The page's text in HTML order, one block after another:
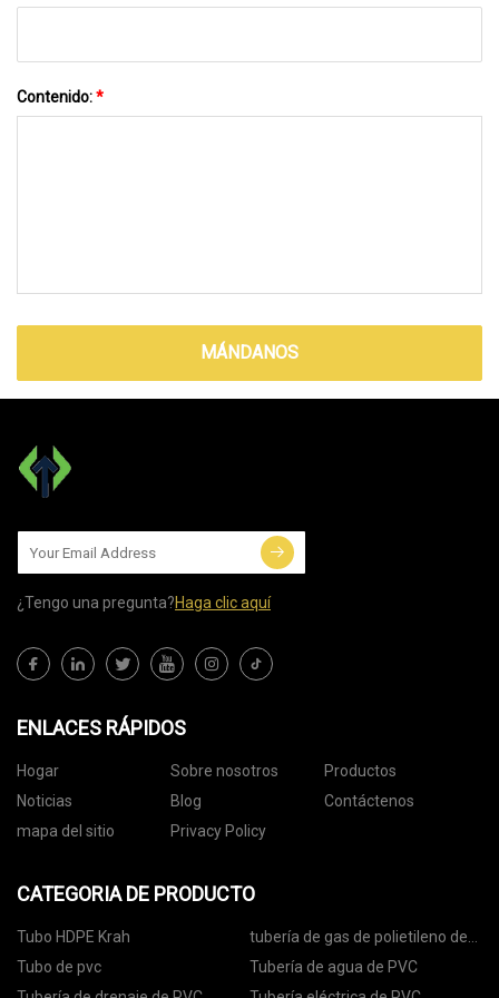
Contenido:*
MÁNDANOS
¿Tengo una pregunta?Haga clic aquí
ENLACES RÁPIDOS
Hogar Sobre nosotros
Productos
Noticias
Blog
Contáctenos
mapa del sitio
Privacy Policy
CATEGORIA DE PRODUCTO
Tubo HDPE Krah
tubería de gas de polietileno de
alta densidad
Tubo de pvc
Tubería de agua de PVC